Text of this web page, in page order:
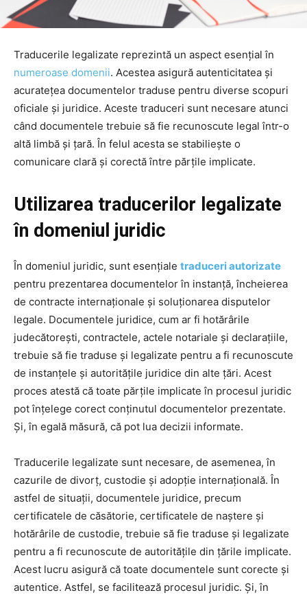
Traducerile legalizate reprezintă un aspect esențial în
numeroase domenii. Acestea asigură autenticitatea și
acuratețea documentelor traduse pentru diverse scopuri
oficiale și juridice. Aceste traduceri sunt necesare atunci
când documentele trebuie să fie recunoscute legal într-o
altă limbă și țară. În felul acesta se stabiliește o
comunicare clară și corectă între părțile implicate.
Utilizarea traducerilor legalizate
în domeniul juridic
În domeniul juridic, sunt esențiale traduceri autorizate
pentru prezentarea documentelor în instanță, încheierea
de contracte internaționale și soluționarea disputelor
legale. Documentele juridice, cum ar fi hotărârile
judecătorești, contractele, actele notariale și declarațiile,
trebuie să fie traduse și legalizate pentru a fi recunoscute
de instanțele și autoritățile juridice din alte țări. Acest
proces atestă că toate părțile implicate în procesul juridic
pot înțelege corect conținutul documentelor prezentate.
Și, în egală măsură, că pot lua decizii informate.
Traducerile legalizate sunt necesare, de asemenea, în
cazurile de divorț, custodie și adopție internațională. În
astfel de situații, documentele juridice, precum
certificatele de căsătorie, certificatele de naștere și
hotărârile de custodie, trebuie să fie traduse și legalizate
pentru a fi recunoscute de autoritățile din țările implicate.
Acest lucru asigură că toate documentele sunt corecte și
autentice. Astfel, se facilitează procesul juridic. Și, în